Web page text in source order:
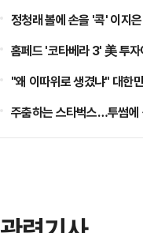
정청래 볼에 손을 '콕' 이지
홈페드 '코타베라 3' 美 투
"왜 이따위로 생겼냐" 대한
주춤하는 스타벅스…투썸에